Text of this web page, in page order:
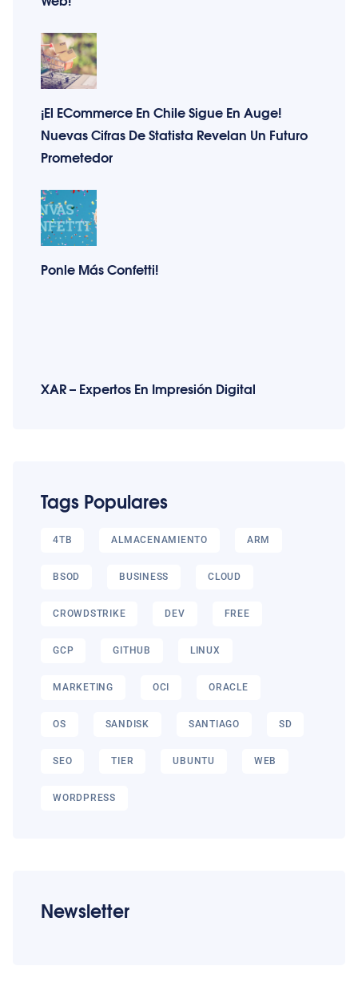
¡El ECommerce En Chile Sigue En Auge!
Nuevas Cifras De Statista Revelan Un Futuro
Prometedor
Ponle Más Confetti!
XAR – Expertos En Impresión Digital
Tags Populares
4TB ALMACENAMIENTO ARM
BSOD BUSINESS CLOUD
CROWDSTRIKE DEV FREE
GCP GITHUB LINUX
MARKETING OCI ORACLE
OS SANDISK SANTIAGO SD
SEO TIER UBUNTU WEB
WORDPRESS
Newsletter